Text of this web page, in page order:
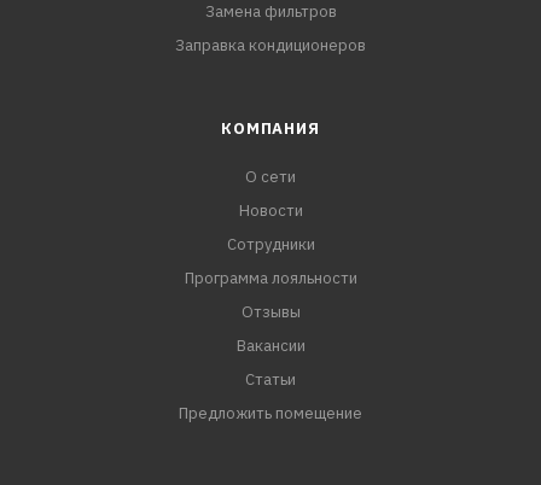
Замена фильтров
Заправка кондиционеров
КОМПАНИЯ
О сети
Новости
Сотрудники
Программа лояльности
Отзывы
Вакансии
Статьи
Предложить помещение